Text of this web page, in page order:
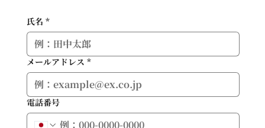
氏名 *
メールアドレス *
電話番号